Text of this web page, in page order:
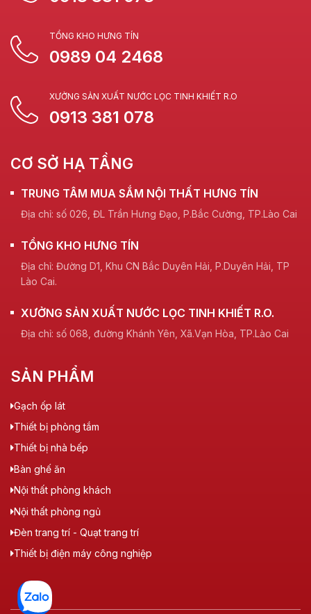
TỔNG KHO HƯNG TÍN
0989 04 2468
XƯỞNG SẢN XUẤT NƯỚC LỌC TINH KHIẾT R.O
0913 381 078
CƠ SỞ HẠ TẦNG
TRUNG TÂM MUA SẮM NỘI THẤT HƯNG TÍN
Địa chỉ: số 026, ĐL Trần Hưng Đạo, P.Bắc Cường, TP.Lào Cai
TỔNG KHO HƯNG TÍN
Địa chỉ: Đường D1, Khu CN Bắc Duyên Hải, P.Duyên Hải, TP
Lào Cai.
XƯỞNG SẢN XUẤT NƯỚC LỌC TINH KHIẾT R.O.
Địa chỉ: số 068, đường Khánh Yên, Xã.Vạn Hòa, TP.Lào Cai
SẢN PHẨM
Gạch ốp lát
Thiết bị phòng tắm
Thiết bị nhà bếp
Bàn ghế ăn
Nội thất phòng khách
Nội thất phòng ngủ
Đèn trang trí - Quạt trang trí
Thiết bị điện máy công nghiệp